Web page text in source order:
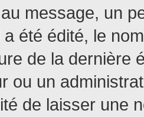
message, un
a été édité, le
de la dernière
ou un
de laisser une